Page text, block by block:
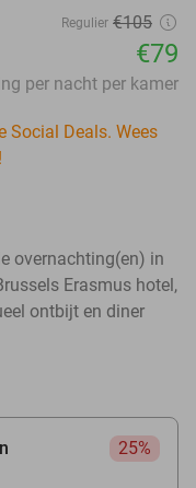
Regulier €105
€79
per nacht per kamer
Social Deals. Wees
overnachting(en) in
Erasmus hotel,
ontbijt en diner
25%